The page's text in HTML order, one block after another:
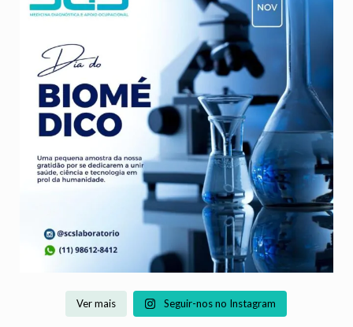
Ver mais Seguir-nos no Instagram